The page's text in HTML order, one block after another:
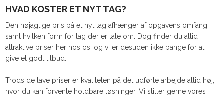
HVAD KOSTER ET NYT TAG?
Den nøjagtige pris på et nyt tag afhænger af opgavens omfang,
samt hvilken form for tag der er tale om. Dog finder du altid
attraktive priser her hos os, og vi er desuden ikke bange for at
give et godt tilbud.
Trods de lave priser er kvaliteten på det udførte arbejde altid høj,
hvor du kan forvente holdbare løsninger. Vi stiller gerne vores